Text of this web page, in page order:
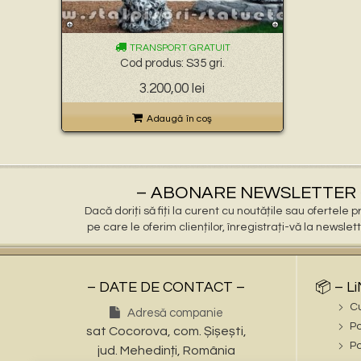
TRANSPORT GRATUIT
Cod produs: S35 gri.
Prețul
inițial
a
fost:
3.200,00 leiPrețul
curent
este:
3.200,00 lei.
Adaugă în coş
– ABONARE NEWSLETTER
Dacă doriți să fiți la curent cu noutățile sau ofertele
pe care le oferim clienților, înregistrați-vă la
– DATE DE CONTACT –
Adresă companie
sat Cocorova, com. Șișești,
jud. Mehedinți, România
📦 –